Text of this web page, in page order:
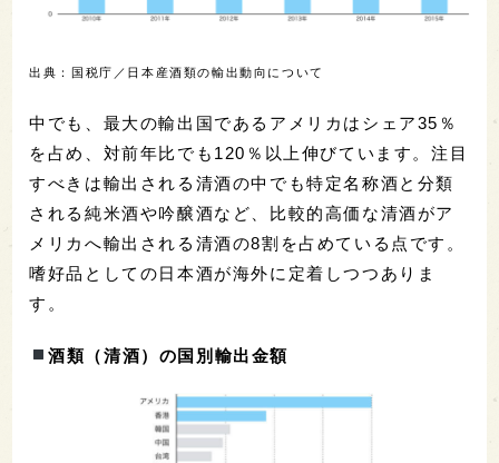
出典：国税庁／日本産酒類の輸出動向について
中でも、最大の輸出国であるアメリカはシェア35％
を占め、対前年比でも120％以上伸びています。注目
すべきは輸出される清酒の中でも特定名称酒と分類
される純米酒や吟醸酒など、比較的高価な清酒がア
メリカへ輸出される清酒の8割を占めている点です。
嗜好品としての日本酒が海外に定着しつつありま
す。
酒類（清酒）の国別輸出金額